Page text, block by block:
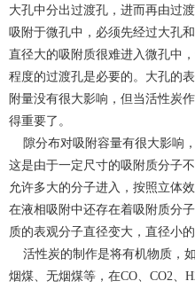
大孔中分出过渡孔，进而再由过
吸附于微孔中，必须先经过大孔
直径大的吸附质很难进入微孔中
程度的过渡孔是必要的。大孔的
附量没有很大影响，但当活性炭
得重要了。
隙分布对吸附容量有很大影响
这是由于一定尺寸的吸附质分子
允许多大的分子进入，按照立体
在液相吸附中还存在着吸附质分
质的表观分子直径变大，直径小
活性炭的制作是将有机物质，
烟煤、无烟煤等，在CO、CO2、